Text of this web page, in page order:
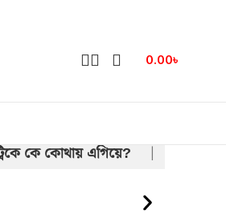
0.00৳
কে কোথায় এগিয়ে?